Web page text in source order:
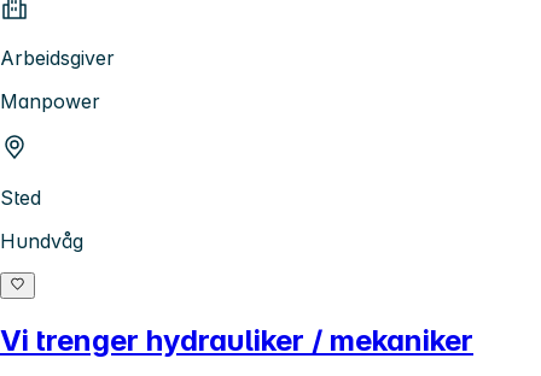
Arbeidsgiver
Manpower
Sted
Hundvåg
Vi trenger hydrauliker / mekaniker